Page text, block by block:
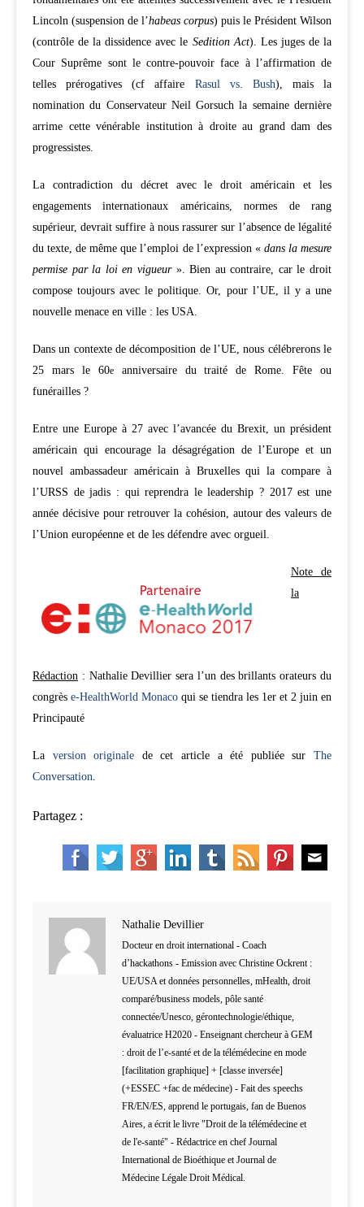
Lincoln (suspension de l’habeas corpus) puis le Président Wilson
(contrôle de la dissidence avec le Sedition Act). Les juges de la
Cour Suprême sont le contre-pouvoir face à l’affirmation de
telles prérogatives (cf affaire Rasul vs. Bush), mais la
nomination du Conservateur Neil Gorsuch la semaine dernière
arrime cette vénérable institution à droite au grand dam des
progressistes.
La contradiction du décret avec le droit américain et les
engagements internationaux américains, normes de rang
supérieur, devrait suffire à nous rassurer sur l’absence de légalité
du texte, de même que l’emploi de l’expression «dans la mesure
permise par la loi en vigueur ». Bien au contraire, car le droit
compose toujours avec le politique. Or, pour l’UE, il y a une
nouvelle menace en ville : les USA.
Dans un contexte de décomposition de l’UE, nous célébrerons le
25 mars le 60eanniversaire du traité de Rome. Fête ou
funérailles ?
Entre une Europe à 27 avec l’avancée du Brexit, un président
américain qui encourage la désagrégation de l’Europe et un
nouvel ambassadeur américain à Bruxelles qui la compare à
l’URSS de jadis : qui reprendra le leadership ? 2017 est une
année décisive pour retrouver la cohésion, autour des valeurs de
l’Union européenne et de les défendre avec orgueil.
Note de
la
Rédaction : Nathalie Devillier sera l’un des brillants orateurs du
congrès e-HealthWorld Monaco qui se tiendra les 1er et 2 juin en
Principauté
La version originale de cet article a été publiée surThe
Conversation.
Partagez :
Nathalie Devillier
Docteur en droit international - Coach
d’hackathons - Emission avec Christine Ockrent :
UE/USA et données personnelles, mHealth, droit
comparé/business models, pôle santé
connectée/Unesco, gérontechnologie/éthique,
évaluatrice H2020 - Enseignant chercheur à GEM
: droit de l’e-santé et de la télémédecine en mode
[facilitation graphique] + [classe inversée]
(+ESSEC +fac de médecine) - Fait des speechs
FR/EN/ES, apprend le portugais, fan de Buenos
Aires, a écrit le livre "Droit de la télémédecine et
de l'e-santé" - Rédactrice en chef Journal
International de Bioéthique et Journal de
Médecine Légale Droit Médical.